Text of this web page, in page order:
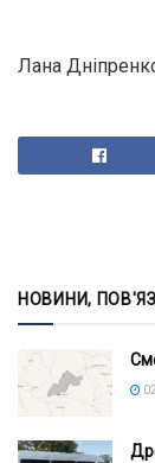
Лана
НОВИНИ,